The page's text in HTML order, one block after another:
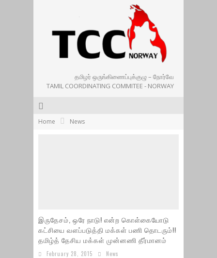
தமிழர் ஒருங்கிணைப்புக்குழு – நோர்வே
TAMIL COORDINATING COMMITEE - NORWAY
Home News
இருதேசம், ஒரே நாடு! என்ற கொள்கையோடு
கட்சியை வளப்படுத்தி மக்கள் பணி தொடரும்!!
தமிழ்த் தேசிய மக்கள் முன்னணி தீர்மானம்
February 28, 2015 News